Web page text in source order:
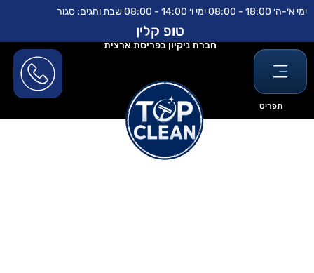
לתוכן
דילוג
ימי א׳-ה׳ 18:00 - 08:00 ימי ו׳ 14:00 - 08:00 שבת וחגים: סגור
תפריט
טופ קלין
חברת ניקיון בפריסת ארצית